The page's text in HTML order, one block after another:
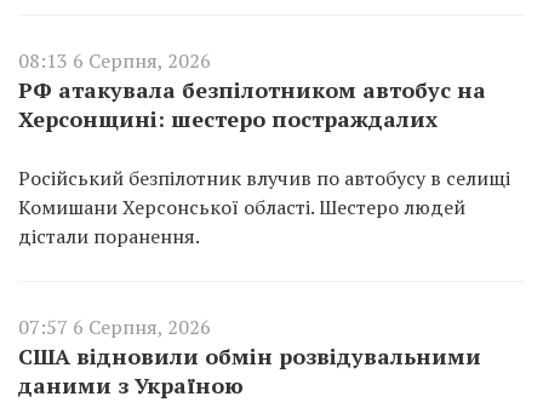
08:13 6 Серпня, 2026
РФ атакувала безпілотником автобус на
Херсонщині: шестеро постраждалих
Російський безпілотник влучив по автобусу в селищі
Комишани Херсонської області. Шестеро людей
дістали поранення.
07:57 6 Серпня, 2026
США відновили обмін розвідувальними
даними з Україною